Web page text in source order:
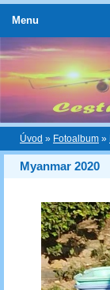
Úvod » Fotoalbum »
Myanmar 2020
Menu